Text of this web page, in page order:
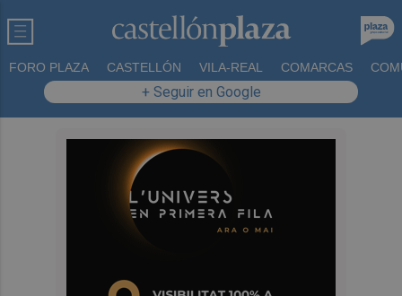
FORO PLAZA CASTELLÓN VILA-REAL COMARCAS
+ Seguir en Google